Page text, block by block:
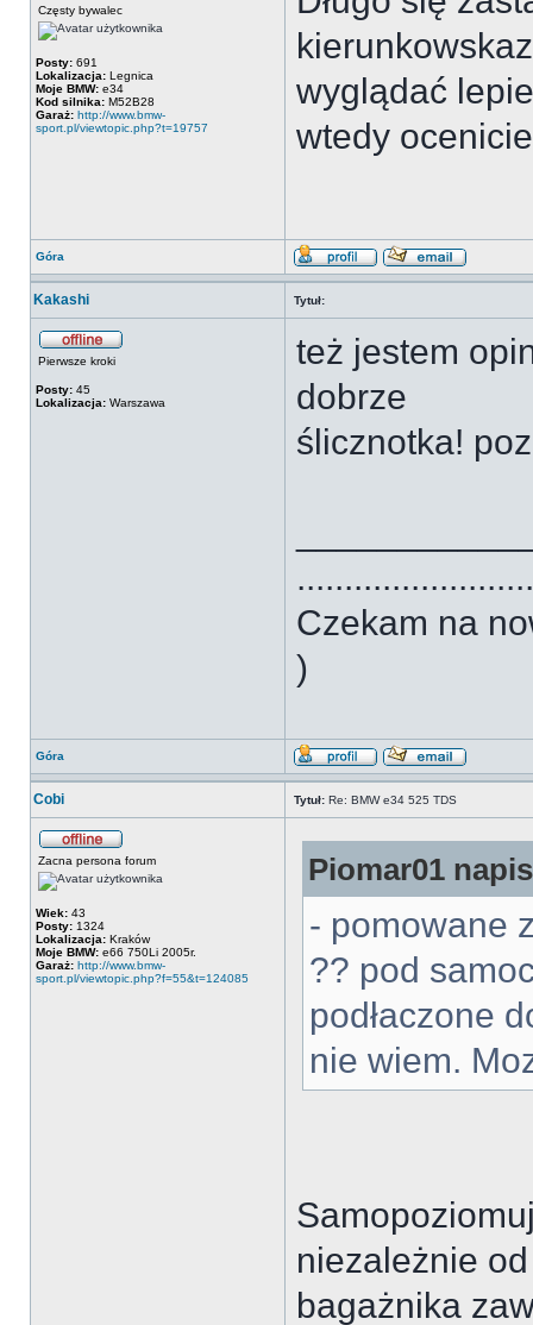
Częsty bywalec
Posty: 691
Lokalizacja: Legnica
Moje BMW: e34
Kod silnika: M52B28
Garaż: http://www.bmw-
sport.pl/viewtopic.php?t=19757
wyglądać
wtedy
Góra
Kakashi Tytuł:
Pierwsze kroki
Posty: 45
Lokalizacja: Warszawa
też jestem
dobrze
ślicznotka!
Czekam na
)
Góra
Cobi Tytuł: Re: BMW e34 525 TDS
Zacna persona forum
Wiek: 43
Posty: 1324
Lokalizacja: Kraków
Moje BMW: e66 750Li 2005r.
Garaż: http://www.bmw-
sport.pl/viewtopic.php?f=55&t=124085
Piomar01
- pomowane
?? pod
podłaczone
nie wiem.
niezależnie
bagażnika